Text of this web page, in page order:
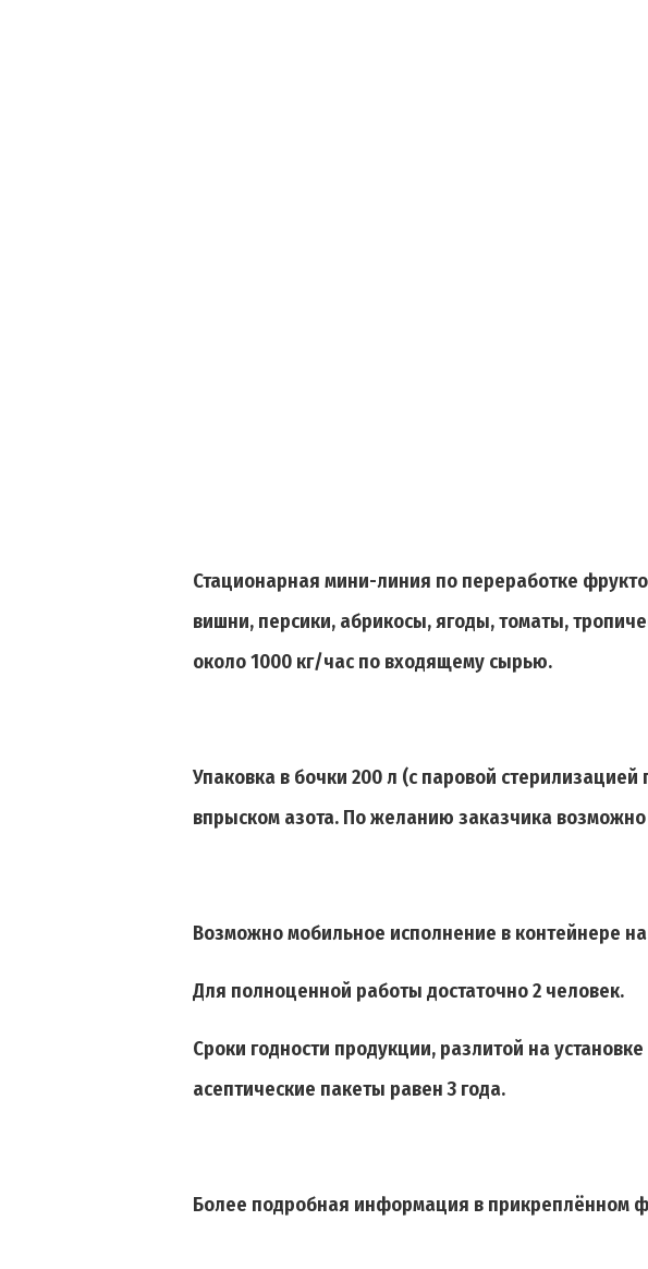
Стационарная мини-линия по переработке
вишни, персики, абрикосы, ягоды, томаты,
около 1000 кг/час по входящему сырью.
Упаковка в бочки 200 л (с паровой
впрыском азота. По желанию заказчика возможно
Возможно мобильное исполнение в контейнере
Для полноценной работы достаточно 2 человек.
Сроки годности продукции, разлитой на
асептические пакеты равен 3 года.
Более подробная информация в прикреплённом